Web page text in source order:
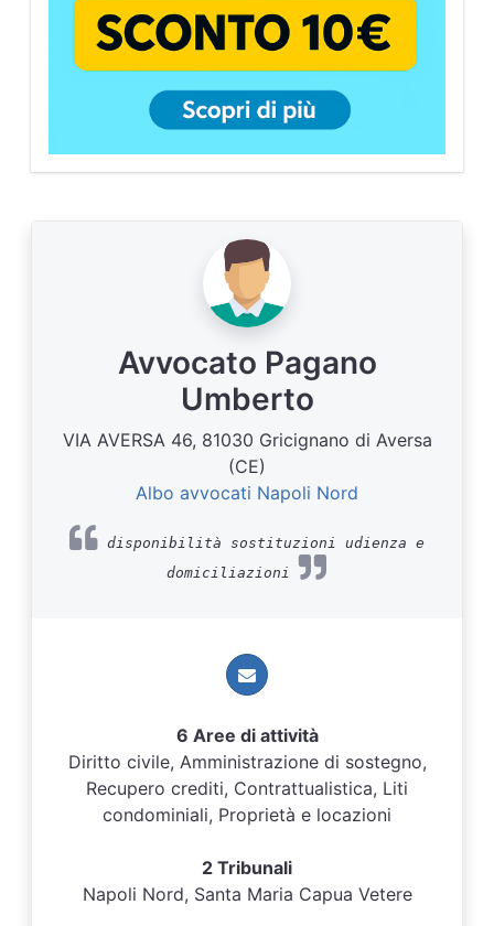
Avvocato Pagano
Umberto
VIA AVERSA 46, 81030 Gricignano di Aversa
(CE)
Albo avvocati Napoli Nord
disponibilità sostituzioni udienza e
domiciliazioni
6 Aree di attività
Diritto civile, Amministrazione di sostegno,
Recupero crediti, Contrattualistica, Liti
condominiali, Proprietà e locazioni
2 Tribunali
Napoli Nord, Santa Maria Capua Vetere